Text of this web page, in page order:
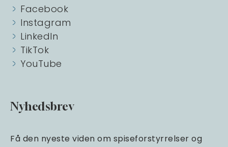
Facebook
Instagram
LinkedIn
TikTok
YouTube
Nyhedsbrev
Få den nyeste viden om spiseforstyrrelser og